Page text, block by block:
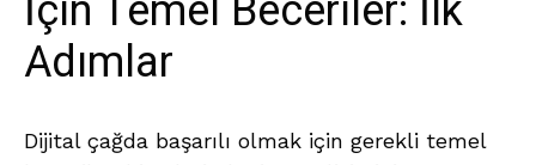
Adımlar
Dijital çağda başarılı olmak için gerekli temel